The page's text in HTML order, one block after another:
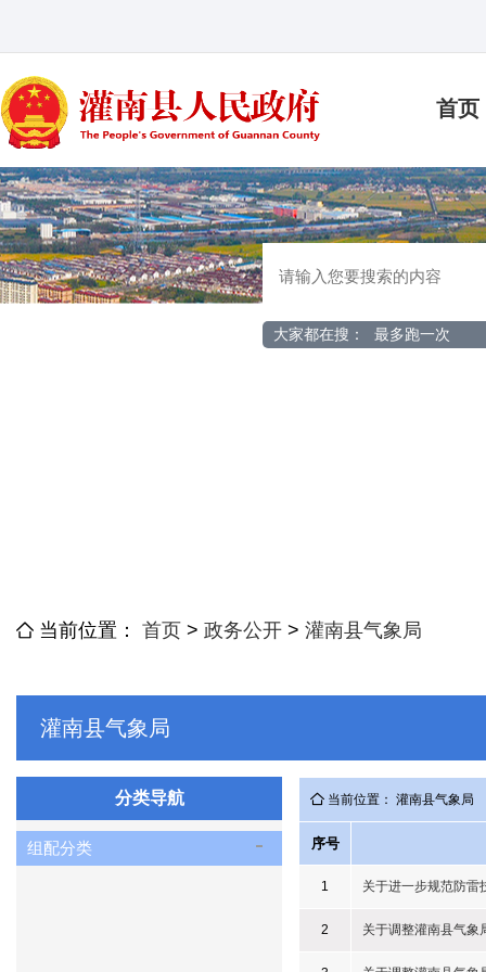
首页
大家都在搜： 最多跑一次
当前位置： 首页 > 政务公开 > 灌南县气象局
灌南县气象局
分类导航
组配分类
当前位置： 灌南县气象局
序号
1 关于进一步规范防雷
2 关于调整灌南县气象